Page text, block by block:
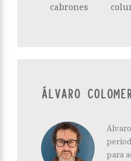
cabrones
ÁLVARO
para